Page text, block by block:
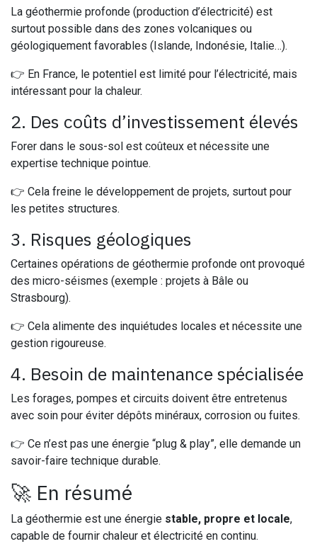
La géothermie profonde (production d’électricité) est
surtout possible dans des zones volcaniques ou
géologiquement favorables (Islande, Indonésie, Italie…).
👉 En France, le potentiel est limité pour l’électricité, mais
intéressant pour la chaleur.
2. Des coûts d’investissement élevés
Forer dans le sous-sol est coûteux et nécessite une
expertise technique pointue.
👉 Cela freine le développement de projets, surtout pour
les petites structures.
3. Risques géologiques
Certaines opérations de géothermie profonde ont provoqué
des micro-séismes (exemple : projets à Bâle ou
Strasbourg).
👉 Cela alimente des inquiétudes locales et nécessite une
gestion rigoureuse.
4. Besoin de maintenance spécialisée
Les forages, pompes et circuits doivent être entretenus
avec soin pour éviter dépôts minéraux, corrosion ou fuites.
👉 Ce n’est pas une énergie “plug & play”, elle demande un
savoir-faire technique durable.
🚀 En résumé
La géothermie est une énergie stable, propre et locale,
capable de fournir chaleur et électricité en continu.